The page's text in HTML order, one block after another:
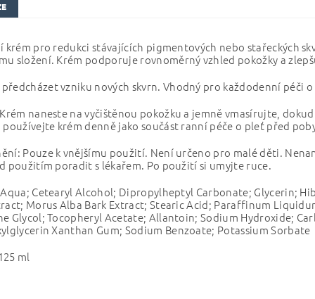
krém pro redukci stávajících pigmentových nebo stařeckých
složení. Krém podporuje rovnoměrný vzhled pokožky a
vzniku nových skvrn. Vhodný pro každodenní péči
naneste na vyčištěnou pokožku a jemně vmasírujte,
používejte krém denně jako součást ranní péče o pleť před
Pouze k vnějšímu použití. Není určeno pro malé děti.
použitím poradit s lékařem. Po použití si umyjte ruce.
Cetearyl Alcohol; Dipropylheptyl Carbonate; Glycerin;
Morus Alba Bark Extract; Stearic Acid; Paraffinum
Glycol; Tocopheryl Acetate; Allantoin; Sodium Hydroxide;
Xanthan Gum; Sodium Benzoate; Potassium Sorbate
ml